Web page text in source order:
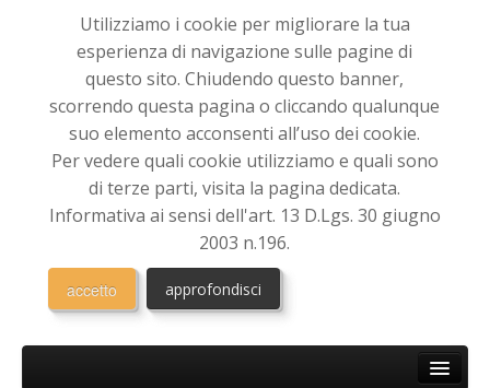
Utilizziamo i cookie per migliorare la tua
esperienza di navigazione sulle pagine di
questo sito. Chiudendo questo banner,
scorrendo questa pagina o cliccando qualunque
suo elemento acconsenti all’uso dei cookie.
Per vedere quali cookie utilizziamo e quali sono
di terze parti, visita la pagina dedicata.
Informativa ai sensi dell'art. 13 D.Lgs. 30 giugno
2003 n.196.
accetto approfondisci